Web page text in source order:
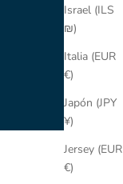
Israel (ILS
₪)
Italia (EUR
€)
Japón (JPY
¥)
Jersey (EUR
€)